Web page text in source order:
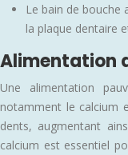
Le bain de bouche
la plaque dentaire
Alimentation
Une alimentation
notamment le calcium
dents, augmentant
calcium est essentiel